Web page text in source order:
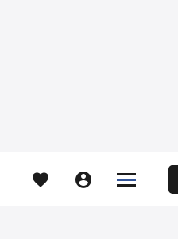
  

